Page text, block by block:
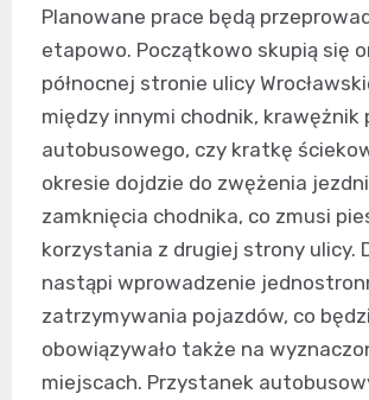
Planowane prace będą
etapowo. Początkowo skupią się
północnej stronie ulicy
między innymi chodnik, krawężnik
autobusowego, czy kratkę
okresie dojdzie do zwężenia
zamknięcia chodnika, co zmusi
korzystania z drugiej strony ulicy.
nastąpi wprowadzenie
zatrzymywania pojazdów, co
obowiązywało także na
miejscach. Przystanek